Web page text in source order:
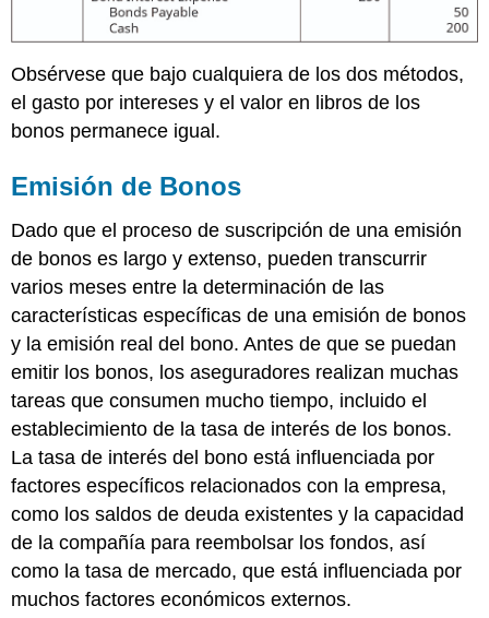
Obsérvese que bajo cualquiera de los dos métodos,
el gasto por intereses y el valor en libros de los
bonos permanece igual.
Emisión de Bonos
Dado que el proceso de suscripción de una emisión
de bonos es largo y extenso, pueden transcurrir
varios meses entre la determinación de las
características específicas de una emisión de bonos
y la emisión real del bono. Antes de que se puedan
emitir los bonos, los aseguradores realizan muchas
tareas que consumen mucho tiempo, incluido el
establecimiento de la tasa de interés de los bonos.
La tasa de interés del bono está influenciada por
factores específicos relacionados con la empresa,
como los saldos de deuda existentes y la capacidad
de la compañía para reembolsar los fondos, así
como la tasa de mercado, que está influenciada por
muchos factores económicos externos.